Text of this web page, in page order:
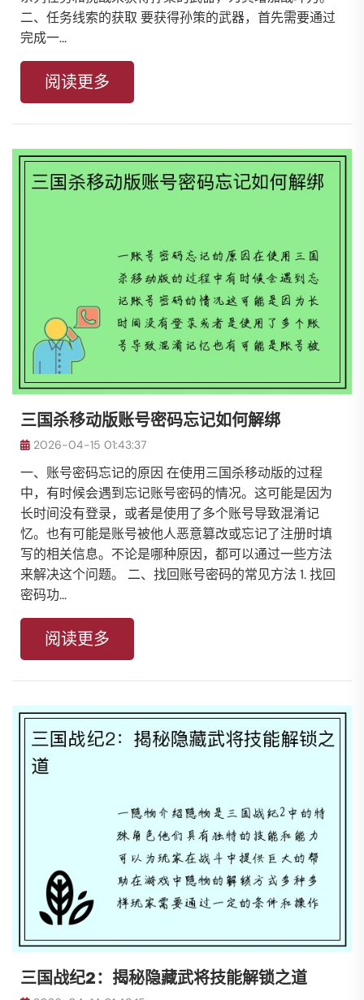
二、任务线索的获取 要获得孙策的武器，首先需要通过
完成一...
阅读更多
三国杀移动版账号密码忘记如何解绑
2026-04-15 01:43:37
一、账号密码忘记的原因 在使用三国杀移动版的过程
中，有时候会遇到忘记账号密码的情况。这可能是因为
长时间没有登录，或者是使用了多个账号导致混淆记
忆。也有可能是账号被他人恶意篡改或忘记了注册时填
写的相关信息。不论是哪种原因，都可以通过一些方法
来解决这个问题。 二、找回账号密码的常见方法 1. 找回
密码功...
阅读更多
三国战纪2：揭秘隐藏武将技能解锁之道